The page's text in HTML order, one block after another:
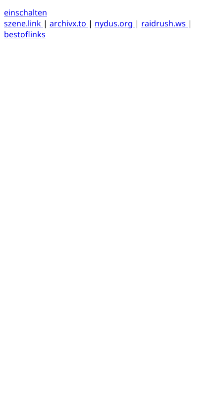
einschalten
szene.link | archivx.to | nydus.org | raidrush.ws |
bestoflinks